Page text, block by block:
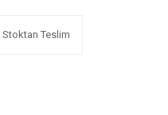
Stoktan Teslim